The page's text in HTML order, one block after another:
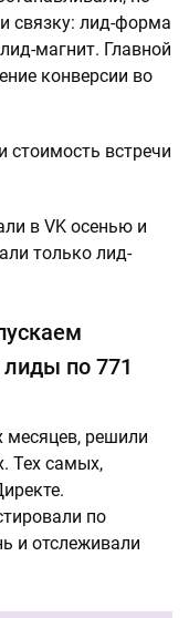
связку: лид-форма
магнит. Главной
конверсии во
стоимость встречи
в VK осенью и
только лид-
по 771
месяцев, решили
Тех самых,
по
и отслеживали